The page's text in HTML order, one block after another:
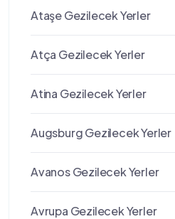
Ataşe Gezilecek Yerler
Atça Gezilecek Yerler
Atina Gezilecek Yerler
Augsburg Gezilecek Yerler
Avanos Gezilecek Yerler
Avrupa Gezilecek Yerler